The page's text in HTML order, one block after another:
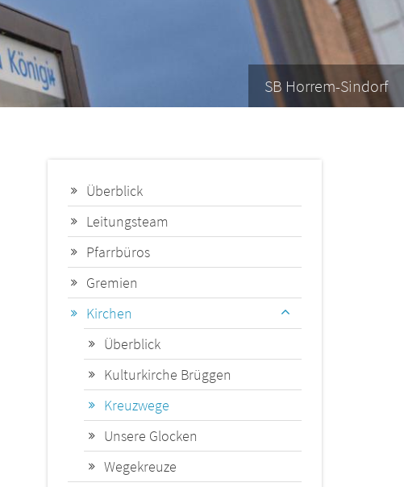
SB Horrem-Sindorf
Überblick
Leitungsteam
Pfarrbüros
Gremien
Kirchen
Überblick
Kulturkirche Brüggen
Kreuzwege
Unsere Glocken
Wegekreuze